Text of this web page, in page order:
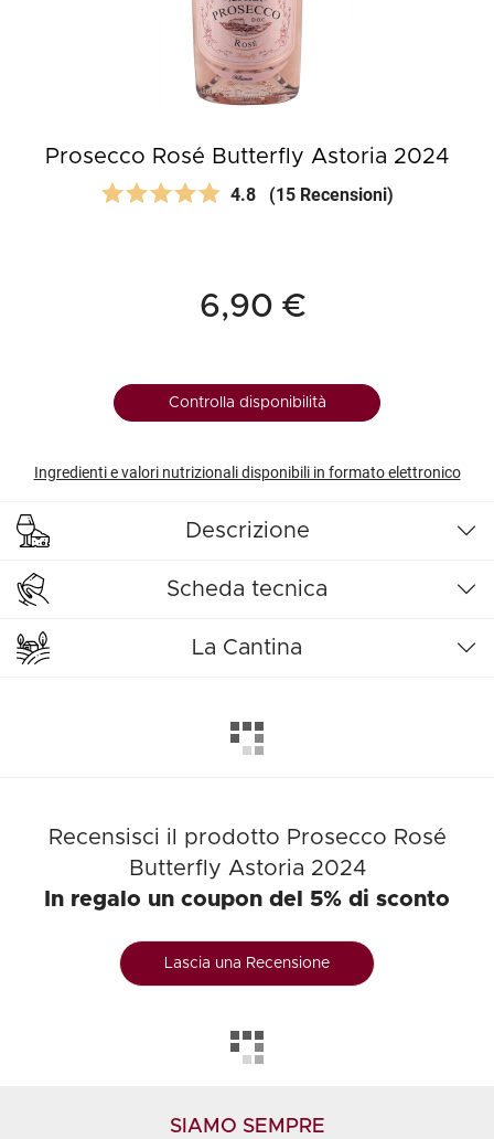
Prosecco Rosé Butterfly Astoria 2024
4.8 (15 Recensioni)
6,90 €
Controlla disponibilità
Ingredienti e valori nutrizionali disponibili in formato elettronico
Descrizione
Scheda tecnica
La Cantina
Recensisci il prodotto Prosecco Rosé
Butterfly Astoria 2024
In regalo un coupon del 5% di sconto
Lascia una Recensione
SIAMO SEMPRE